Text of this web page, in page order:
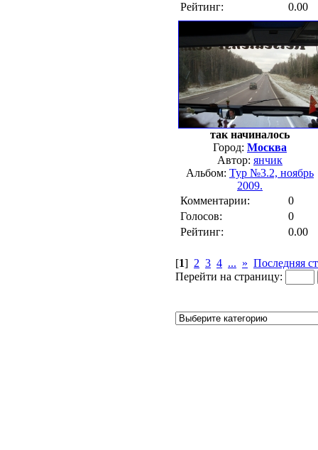
Рейтинг:
0.00
так начиналось
Город: Москва
Автор: янчик
Альбом: Тур №3.2, ноябрь
2009.
Комментарии:
0
Голосов:
0
Рейтинг:
0.00
[1] 2 3 4 ... » Последняя
Перейти на страницу: